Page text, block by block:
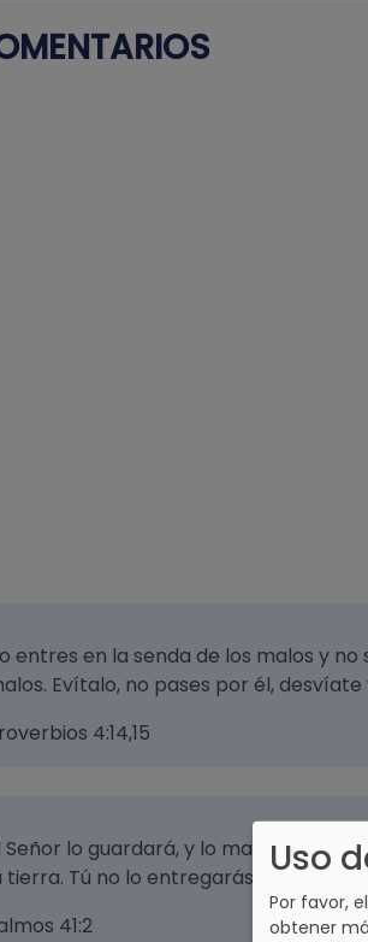
entres en la senda de los malos y no
Evítalo, no pases por él,
4:14,15
Señor lo guardará, y lo mantendrá
tierra. Tú no lo entregarás a la
41:2
Uso
Por favor,
obtener